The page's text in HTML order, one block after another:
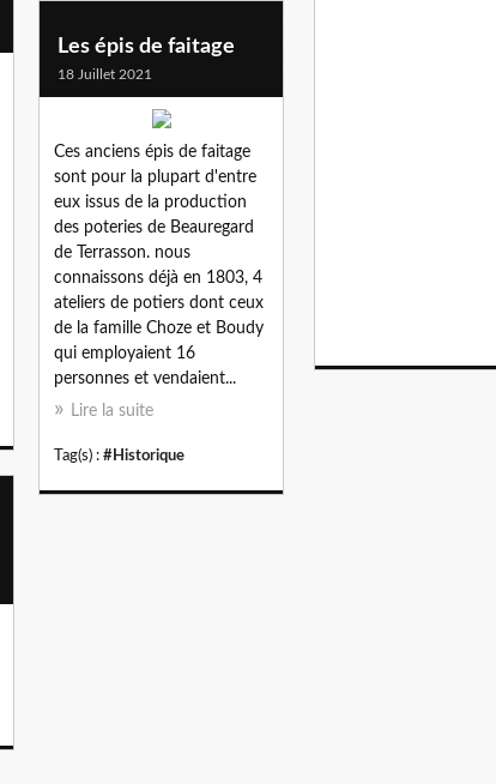
Les épis de faitage
18 Juillet 2021
Ces anciens épis de faitage
sont pour la plupart d'entre
eux issus de la production
des poteries de Beauregard
de Terrasson. nous
connaissons déjà en 1803, 4
ateliers de potiers dont ceux
de la famille Choze et Boudy
qui employaient 16
personnes et vendaient...
Lire la suite
Tag(s) : #Historique